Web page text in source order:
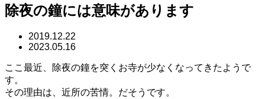
除夜の鐘には意味があります
2019.12.22
2023.05.16
ここ最近、除夜の鐘を突くお寺が少なくなってきたようで
す。
その理由は、近所の苦情。だそうです。